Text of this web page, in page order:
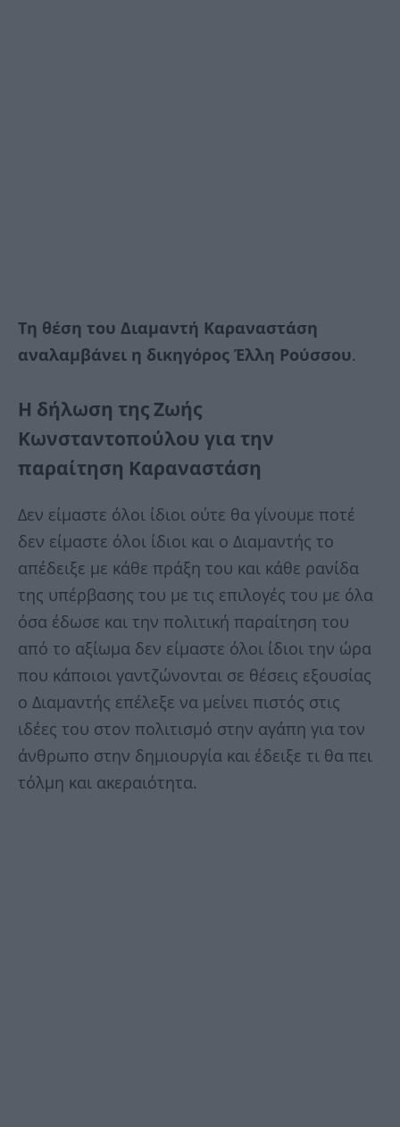
Τη θέση του Διαμαντή Καραναστάση
αναλαμβάνει η δικηγόρος Έλλη Ρούσσου.
Η δήλωση της Ζωής
Κωνσταντοπούλου για την
παραίτηση Καραναστάση
Δεν είμαστε όλοι ίδιοι ούτε θα γίνουμε ποτέ
δεν είμαστε όλοι ίδιοι και ο Διαμαντής το
απέδειξε με κάθε πράξη του και κάθε ρανίδα
της υπέρβασης του με τις επιλογές του με όλα
όσα έδωσε και την πολιτική παραίτηση του
από το αξίωμα δεν είμαστε όλοι ίδιοι την ώρα
που κάποιοι γαντζώνονται σε θέσεις εξουσίας
ο Διαμαντής επέλεξε να μείνει πιστός στις
ιδέες του στον πολιτισμό στην αγάπη για τον
άνθρωπο στην δημιουργία και έδειξε τι θα πει
τόλμη και ακεραιότητα.